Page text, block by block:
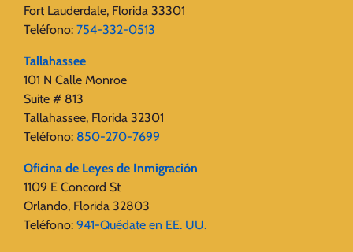
Fort Lauderdale, Florida 33301
Teléfono: 754-332-0513
Tallahassee
101 N Calle Monroe
Suite # 813
Tallahassee, Florida 32301
Teléfono: 850-270-7699
Oficina de Leyes de Inmigración
1109 E Concord St
Orlando, Florida 32803
Teléfono: 941-Quédate en EE. UU.